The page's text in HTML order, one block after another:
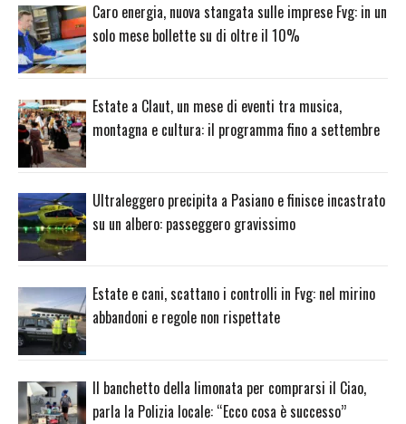
Caro energia, nuova stangata sulle imprese Fvg: in un
solo mese bollette su di oltre il 10%
Estate a Claut, un mese di eventi tra musica,
montagna e cultura: il programma fino a settembre
Ultraleggero precipita a Pasiano e finisce incastrato
su un albero: passeggero gravissimo
Estate e cani, scattano i controlli in Fvg: nel mirino
abbandoni e regole non rispettate
Il banchetto della limonata per comprarsi il Ciao,
parla la Polizia locale: “Ecco cosa è successo”